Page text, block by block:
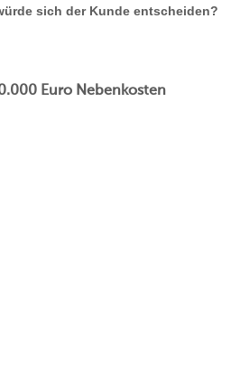
sich der Kunde entscheiden?
Euro Nebenkosten